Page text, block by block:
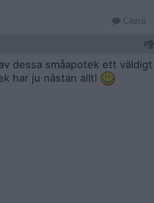
Citera
#9
dessa småapotek ett väldigt
har ju nästan allt!